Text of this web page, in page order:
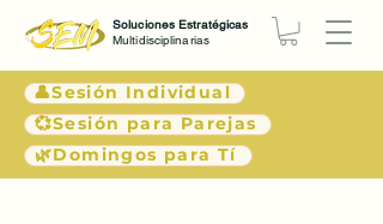
👤Sesión Individual
💞Sesión para Parejas
🌿Domingos para Tí
Soluciones Estratégicas
Multidisciplinarias
< Atrás